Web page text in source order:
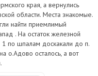
края, а вернулись
области. Места знакомые.
найти приемлимый
. На остаток железной
1 по шпалам доскакали до п.
о.Адово осталось, а вот